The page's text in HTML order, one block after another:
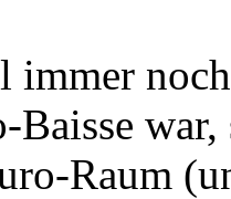
immer
Baisse
Raum